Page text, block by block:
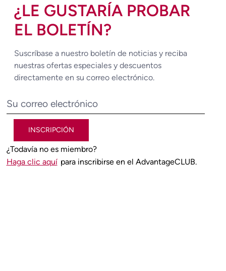
¿LE GUSTARÍA PROBAR
EL BOLETÍN?
Suscríbase a nuestro boletín de noticias y reciba
nuestras ofertas especiales y descuentos
directamente en su correo electrónico.
INSCRIPCIÓN
¿Todavía no es miembro?
Haga clic aquí para inscribirse en el AdvantageCLUB.